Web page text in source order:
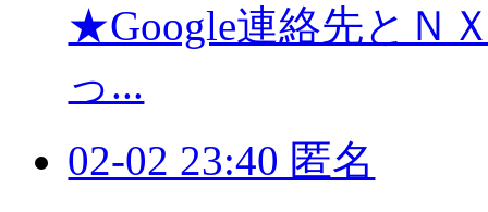
★Google連絡先とＮ
っ...
02-02 23:40 匿名